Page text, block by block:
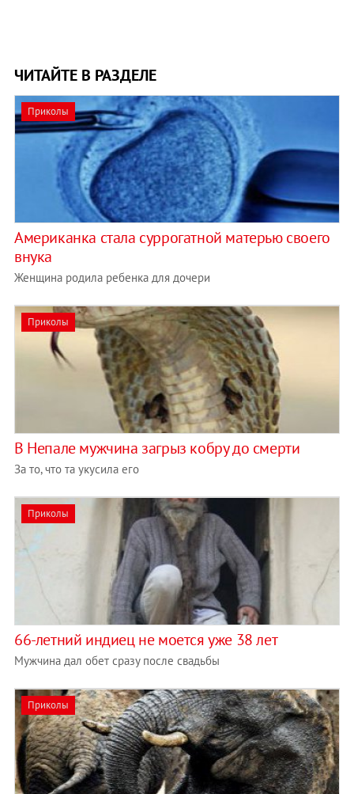
ЧИТАЙТЕ В РАЗДЕЛЕ
Приколы
Американка стала суррогатной матерью своего
внука
Женщина родила ребенка для дочери
Приколы
В Непале мужчина загрыз кобру до смерти
За то, что та укусила его
Приколы
66-летний индиец не моется уже 38 лет
Мужчина дал обет сразу после свадьбы
Приколы